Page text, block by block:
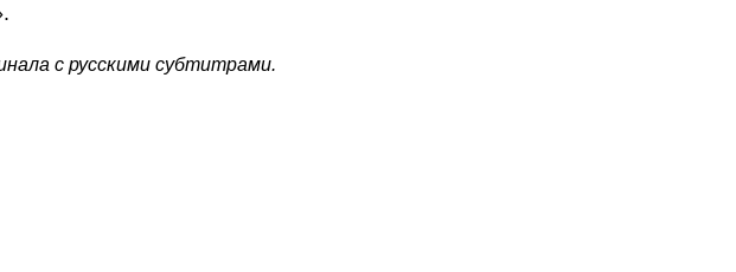
с русскими субтитрами.